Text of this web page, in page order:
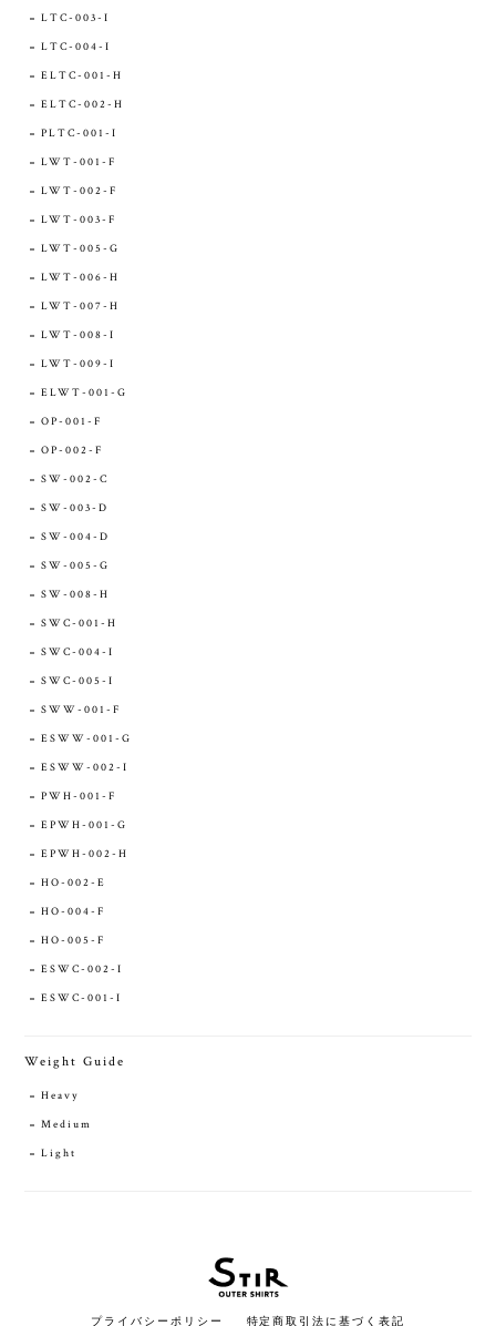
LTC-003-I
LTC-004-I
ELTC-001-H
ELTC-002-H
PLTC-001-I
LWT-001-F
LWT-002-F
LWT-003-F
LWT-005-G
LWT-006-H
LWT-007-H
LWT-008-I
LWT-009-I
ELWT-001-G
OP-001-F
OP-002-F
SW-002-C
SW-003-D
SW-004-D
SW-005-G
SW-008-H
SWC-001-H
SWC-004-I
SWC-005-I
SWW-001-F
ESWW-001-G
ESWW-002-I
PWH-001-F
EPWH-001-G
EPWH-002-H
HO-002-E
HO-004-F
HO-005-F
ESWC-002-I
ESWC-001-I
Weight Guide
Heavy
Medium
Light
プライバシーポリシー 特定商取引法に基づく表記